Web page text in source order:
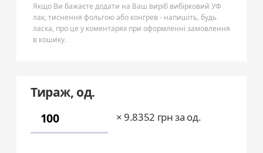
Якщо Ви бажаєте додати на Ваш виріб вибірковий УФ
лак, тиснення фольгою або конгрев - напишіть, будь
ласка, про це у коментарях при оформленні замовлення
в кошику.
Тираж, од.
×9.8352 грн за од.